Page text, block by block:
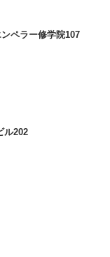
ペラー修学院107
ル202